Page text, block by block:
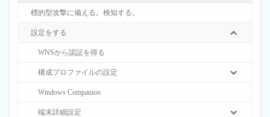
標的型攻撃に備える。検知する。
設定をする
WNSから認証を得る
構成プロファイルの設定
Windows Companion
端末詳細設定